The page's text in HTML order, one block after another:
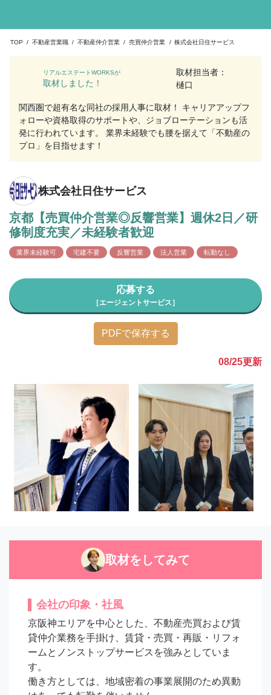
TOP / 不動産営業職 / 不動産仲介営業 / 売買仲介営業 / 株式会社日住サービス
リアルエステートWORKSが
取材しました！
取材担当者：
樋口
関西圏で超有名な同社の採用人事に取材！ キャリアアップフ
ォローや資格取得のサポートや、ジョブローテーションも活
発に行われています。 業界未経験でも腰を据えて「不動産の
プロ」を目指せます！
株式会社日住サービス
京都【売買仲介営業◎反響営業】週休2日／研
修制度充実／未経験者歓迎
業界未経験可 宅建不要 反響営業 法人営業 転勤なし
応募する
［エージェントサービス］
PDFで保存する
08/25更新
取材をしてみて
会社の印象・社風
京阪神エリアを中心とした、不動産売買および賃
貸仲介業務を手掛け、賃貸・売買・再販・リフォ
ームとノンストップサービスを強みとしていま
す。
働き方としては、地域密着の事業展開のため異動